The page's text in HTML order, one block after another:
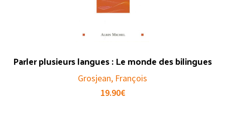
Parler plusieurs langues : Le monde des bilingues
Grosjean, François
19.90€